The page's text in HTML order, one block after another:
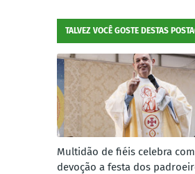
TALVEZ VOCÊ GOSTE DESTAS
Multidão de fiéis celebra
devoção a festa dos